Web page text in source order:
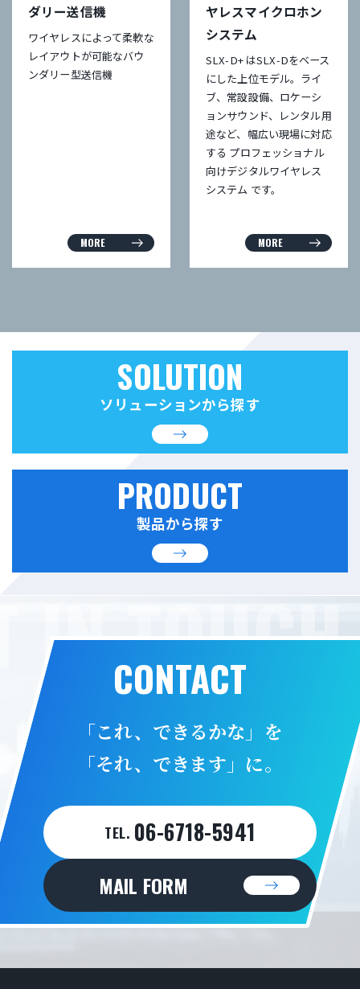
ダリー送信機
ワイヤレスによって柔軟な
レイアウトが可能なバウ
ンダリー型送信機
MORE
ヤレスマイクロホン
システム
SLX-D+ はSLX-Dをベース
にした上位モデル。ライ
ブ、常設設備、ロケーシ
ョンサウンド、レンタル用
途など、幅広い現場に対応
する プロフェッショナル
向けデジタルワイヤレス
システム です。
MORE
SOLUTION
ソリューションから探す
PRODUCT
製品から探す
IN CONTACT
「これ、できるかな」を
「それ、できます」に。
TEL. 06-6718-5941
MAIL FORM